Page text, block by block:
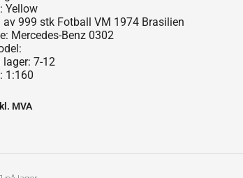
Yellow
av 999 stk Fotball VM 1974 Brasilien
Mercedes-Benz 0302
lager: 7-12
1:160
MVA